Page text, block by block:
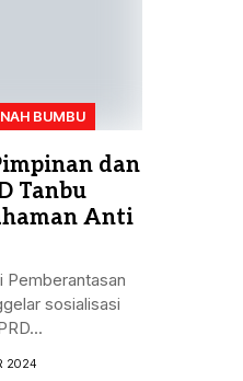
BUMBU
dan
Tanbu
Anti
Pemberantasan
sosialisasi
2024